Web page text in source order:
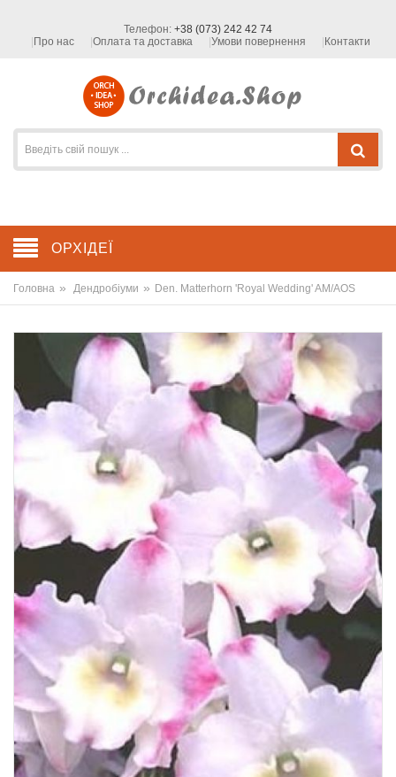
Телефон: +38 (073) 242 42 74
Про нас
Оплата та доставка Умови повернення Контакти
ОРХІДЕЇ
Головна » Дендробіуми » Den. Matterhorn 'Royal Wedding' AM/AOS